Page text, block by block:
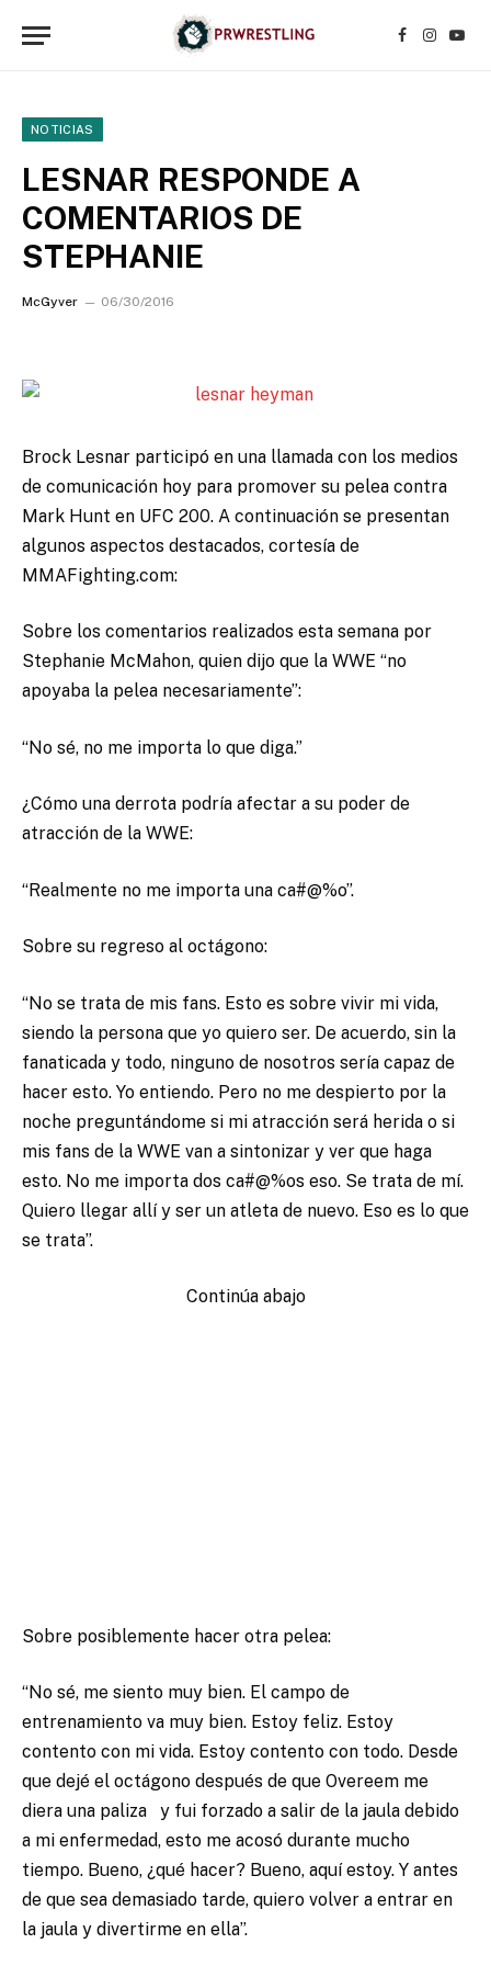
Facebook
NOTICIAS
LESNAR RESPONDE A
COMENTARIOS DE
STEPHANIE
McGyver 06/30/2016
Brock Lesnar participó en una llamada con los medios
de comunicación hoy para promover su pelea contra
Mark Hunt en UFC 200. A continuación se presentan
algunos aspectos destacados, cortesía de
MMAFighting.com:
Sobre los comentarios realizados esta semana por
Stephanie McMahon, quien dijo que la WWE “no
apoyaba la pelea necesariamente”:
“No sé, no me importa lo que diga.”
¿Cómo una derrota podría afectar a su poder de
atracción de la WWE:
“Realmente no me importa una ca#@%o”.
Sobre su regreso al octágono:
“No se trata de mis fans. Esto es sobre vivir mi vida,
siendo la persona que yo quiero ser. De acuerdo, sin la
fanaticada y todo, ninguno de nosotros sería capaz de
hacer esto. Yo entiendo. Pero no me despierto por la
noche preguntándome si mi atracción será herida o si
mis fans de la WWE van a sintonizar y ver que haga
esto. No me importa dos ca#@%os eso. Se trata de mí.
Quiero llegar allí y ser un atleta de nuevo. Eso es lo que
se trata”.
Continúa abajo
Sobre posiblemente hacer otra pelea:
“No sé, me siento muy bien. El campo de
entrenamiento va muy bien. Estoy feliz. Estoy
contento con mi vida. Estoy contento con todo. Desde
que dejé el octágono después de que Overeem me
diera una paliza y fui forzado a salir de la jaula debido
a mi enfermedad, esto me acosó durante mucho
tiempo. Bueno, ¿qué hacer? Bueno, aquí estoy. Y antes
de que sea demasiado tarde, quiero volver a entrar en
la jaula y divertirme en ella”.